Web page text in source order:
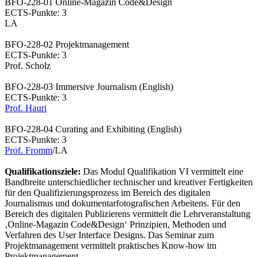
BFO-228-01 Online-Magazin Code&Design
ECTS-Punkte: 3
LA
BFO-228-02 Projektmanagement
ECTS-Punkte: 3
Prof. Scholz
BFO-228-03 Immersive Journalism (English)
ECTS-Punkte: 3
Prof. Hauri
BFO-228-04 Curating and Exhibiting (English)
ECTS-Punkte: 3
Prof. Fromm/LA
Qualifikationsziele: Das Modul Qualifikation VI vermittelt eine
Bandbreite unterschiedlicher technischer und kreativer Fertigkeiten
für den Qualifizierungsprozess im Bereich des digitalen
Journalismus und dokumentarfotografischen Arbeitens. Für den
Bereich des digitalen Publizierens vermittelt die Lehrveranstaltung
‚Online-Magazin Code&Design‘ Prinzipien, Methoden und
Verfahren des User Interface Designs. Das Seminar zum
Projektmanagement vermittelt praktisches Know-how im